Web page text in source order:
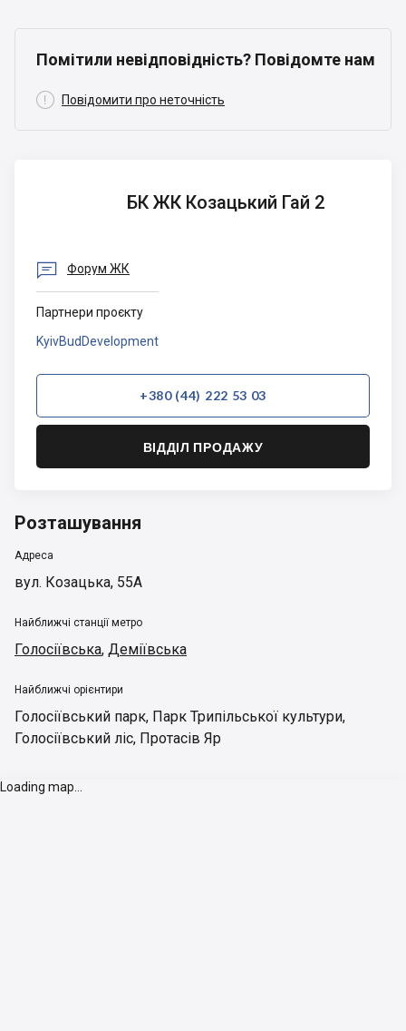
Помітили невідповідність? Повідомте нам
 Повідомити про неточність
БК ЖК Козацький Гай 2
 Форум ЖК
+380 (44) 222 53 03
ВІДДІЛ ПРОДАЖУ
Партнери проєкту
KyivBudDevelopment
Розташування
Адреса
вул. Козацька, 55А
Найближчі станції метро
Голосіївська, Деміївська
Найближчі орієнтири
Голосіївський парк, Парк Трипільської культури,
Голосіївський ліс, Протасів Яр
Loading map...